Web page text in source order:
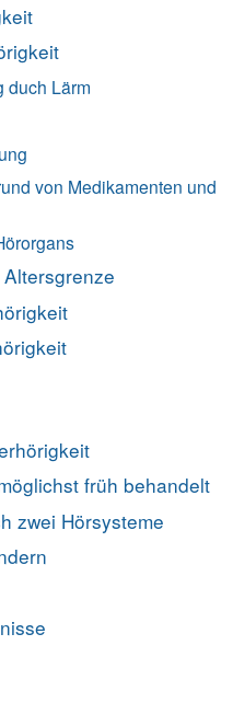
duch Lärm
von Medikamenten und
früh behandelt
zwei Hörsysteme